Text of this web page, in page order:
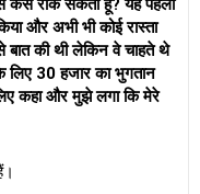
रोक सकता हूँ? यह पहला
और अभी भी कोई रास्ता
बात की थी लेकिन वे चाहते थे
30 हजार का भुगतान
कहा और मुझे लगा कि मेरे